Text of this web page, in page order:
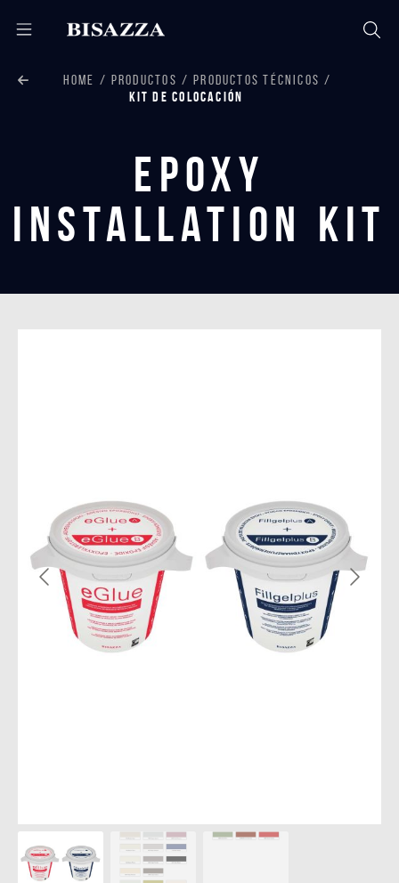
HOME PRODUCTOS
PRODUCTOS TÉCNICOS
KIT DE COLOCACIÓN
Epoxy
Installation Kit